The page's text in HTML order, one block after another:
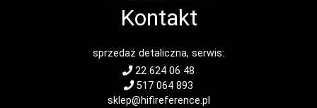
Kontakt
sprzedaż detaliczna, serwis:
22 624 06 48
517 064 893
sklep@hifireference.pl